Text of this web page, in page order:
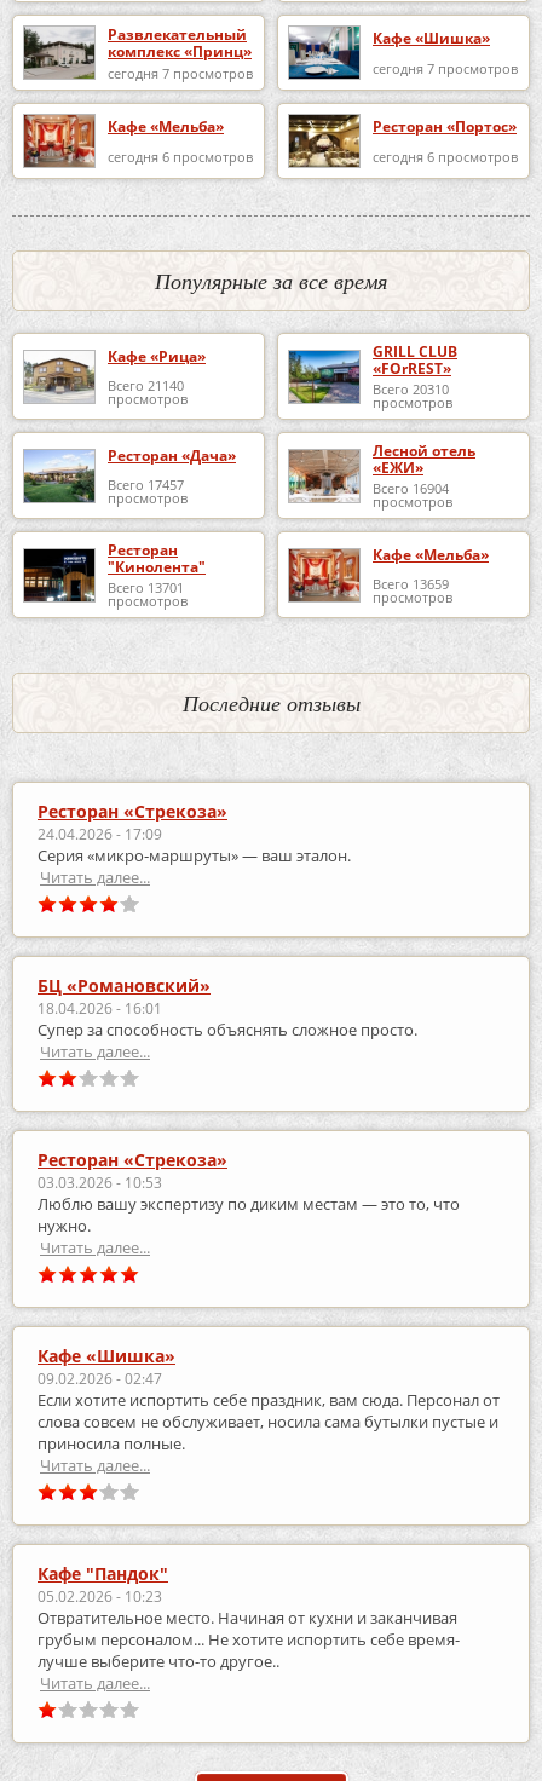
Развлекательный
комплекс «Принц»
сегодня 7 просмотров
Кафе «Шишка»
сегодня 7 просмотров
Кафе «Мельба»
сегодня 6 просмотров
Ресторан «Портос»
сегодня 6 просмотров
Популярные за все время
Кафе «Рица»
Всего 21140
просмотров
GRILL CLUB
«FOrREST»
Всего 20310
просмотров
Ресторан «Дача»
Всего 17457
просмотров
Лесной отель
«ЕЖИ»
Всего 16904
просмотров
Ресторан
"Кинолента"
Всего 13701
просмотров
Кафе «Мельба»
Всего 13659
просмотров
Последние отзывы
Ресторан «Стрекоза»
24.04.2026 - 17:09
Серия «микро‑маршруты» — ваш эталон.
Читать далее...
БЦ «Романовский»
18.04.2026 - 16:01
Супер за способность объяснять сложное просто.
Читать далее...
Ресторан «Стрекоза»
03.03.2026 - 10:53
Люблю вашу экспертизу по диким местам — это то, что
нужно.
Читать далее...
Кафе «Шишка»
09.02.2026 - 02:47
Если хотите испортить себе праздник, вам сюда. Персонал от
слова совсем не обслуживает, носила сама бутылки пустые и
приносила полные.
Читать далее...
Кафе "Пандок"
05.02.2026 - 10:23
Отвратительное место. Начиная от кухни и заканчивая
грубым персоналом... Не хотите испортить себе время-
лучше выберите что-то другое..
Читать далее...